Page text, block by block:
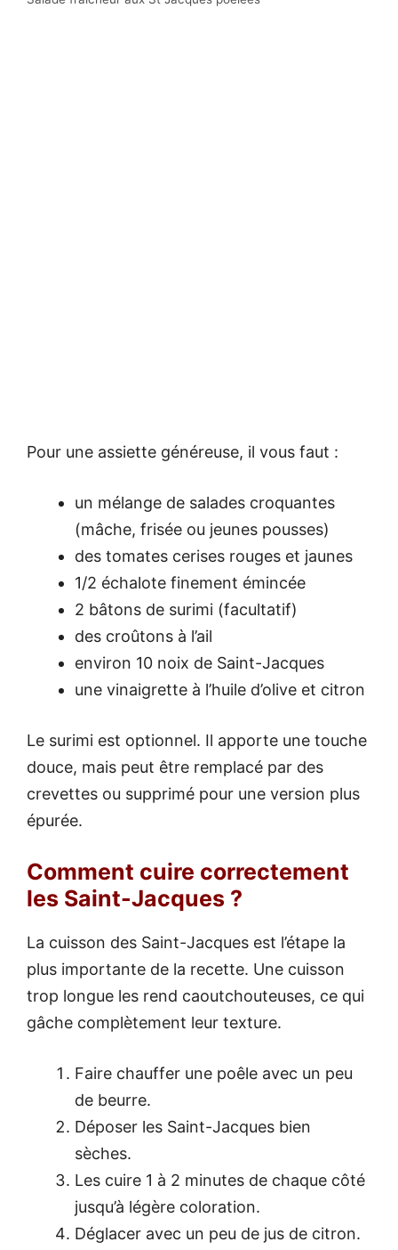
Pour une assiette généreuse, il vous faut :
un mélange de salades croquantes
(mâche, frisée ou jeunes pousses)
des tomates cerises rouges et jaunes
1/2 échalote finement émincée
2 bâtons de surimi (facultatif)
des croûtons à l’ail
environ 10 noix de Saint-Jacques
une vinaigrette à l’huile d’olive et citron
Le surimi est optionnel. Il apporte une touche
douce, mais peut être remplacé par des
crevettes ou supprimé pour une version plus
épurée.
Comment cuire correctement
les Saint-Jacques ?
La cuisson des Saint-Jacques est l’étape la
plus importante de la recette. Une cuisson
trop longue les rend caoutchouteuses, ce qui
gâche complètement leur texture.
Faire chauffer une poêle avec un peu
de beurre.
Déposer les Saint-Jacques bien
sèches.
Les cuire 1 à 2 minutes de chaque côté
jusqu’à légère coloration.
Déglacer avec un peu de jus de citron.